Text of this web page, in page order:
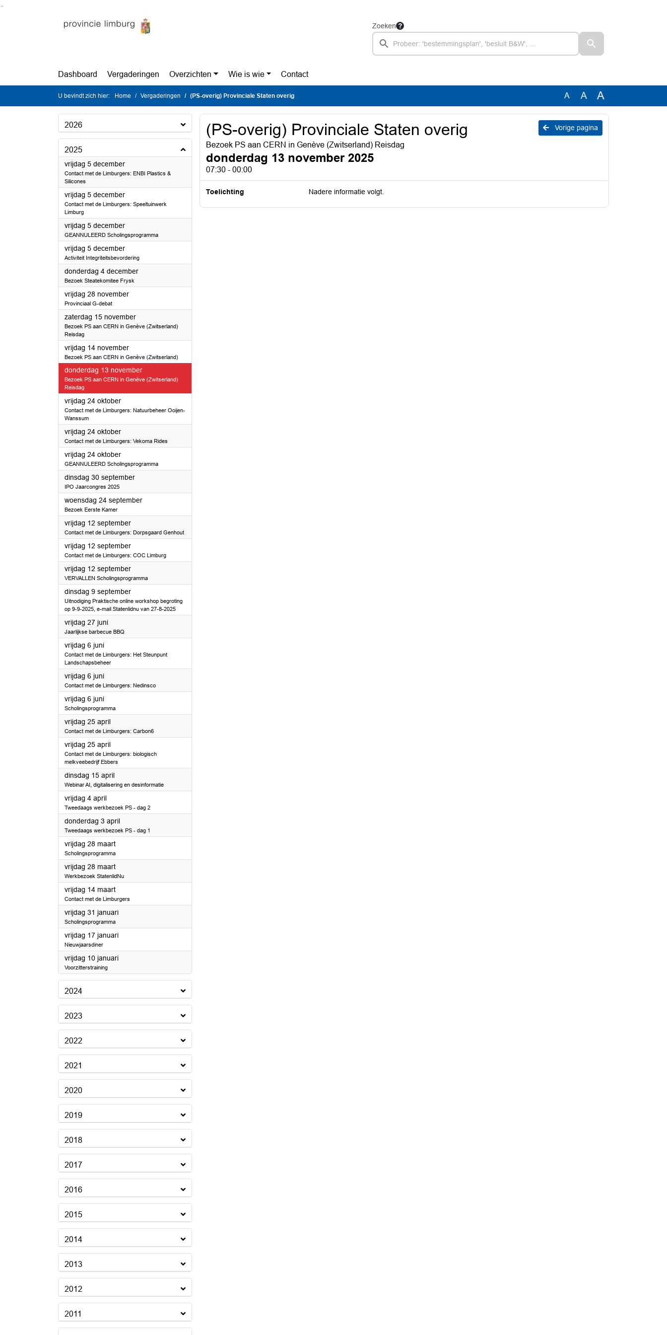
Zoeken
Dashboard Vergaderingen Overzichten Wie is wie Contact
U bevindt zich hier: Home Vergaderingen (PS-overig) Provinciale Staten overig A A A
2026
2025
vrijdag 5 december2025
Contact met de Limburgers: ENBI Plastics &
Silicones
vrijdag 5 december2025
Contact met de Limburgers: Speeltuinwerk
Limburg
vrijdag 5 december2025
GEANNULEERD Scholingsprogramma
vrijdag 5 december2025
Activiteit Integriteitsbevordering
donderdag 4 december2025
Bezoek Steatekomitee Frysk
vrijdag 28 november2025
Provinciaal G-debat
zaterdag 15 november2025
Bezoek PS aan CERN in Genève (Zwitserland)
Reisdag
vrijdag 14 november2025
Bezoek PS aan CERN in Genève (Zwitserland)
donderdag 13 november2025
Bezoek PS aan CERN in Genève (Zwitserland)
Reisdag
vrijdag 24 oktober2025
Contact met de Limburgers: Natuurbeheer Ooijen-
Wanssum
vrijdag 24 oktober2025
Contact met de Limburgers: Vekoma Rides
vrijdag 24 oktober2025
GEANNULEERD Scholingsprogramma
dinsdag 30 september2025
IPO Jaarcongres 2025
woensdag 24 september2025
Bezoek Eerste Kamer
vrijdag 12 september2025
Contact met de Limburgers: Dorpsgaard Genhout
vrijdag 12 september2025
Contact met de Limburgers: COC Limburg
vrijdag 12 september2025
VERVALLEN Scholingsprogramma
dinsdag 9 september2025
Uitnodiging Praktische online workshop begroting
op 9-9-2025, e-mail Statenlidnu van 27-8-2025
vrijdag 27 juni2025
Jaarlijkse barbecue BBQ
vrijdag 6 juni2025
Contact met de Limburgers: Het Steunpunt
Landschapsbeheer
vrijdag 6 juni2025
Contact met de Limburgers: Nedinsco
vrijdag 6 juni2025
Scholingsprogramma
vrijdag 25 april2025
Contact met de Limburgers: Carbon6
vrijdag 25 april2025
Contact met de Limburgers: biologisch
melkveebedrijf Ebbers
dinsdag 15 april2025
Webinar AI, digitalisering en desinformatie
vrijdag 4 april2025
Tweedaags werkbezoek PS - dag 2
donderdag 3 april2025
Tweedaags werkbezoek PS - dag 1
vrijdag 28 maart2025
Scholingsprogramma
vrijdag 28 maart2025
Werkbezoek StatenlidNu
vrijdag 14 maart2025
Contact met de Limburgers
vrijdag 31 januari2025
Scholingsprogramma
vrijdag 17 januari2025
Nieuwjaarsdiner
vrijdag 10 januari2025
Voorzitterstraining
2024
2023
2022
2021
2020
2019
2018
2017
2016
2015
2014
2013
2012
2011
Vorige pagina
(PS-overig) Provinciale Staten overig
Bezoek PS aan CERN in Genève (Zwitserland) Reisdag
donderdag 13 november 2025
07:30 - 00:00
Toelichting Nadere informatie volgt.